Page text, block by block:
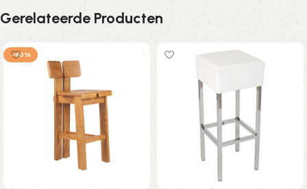
Gerelateerde Producten
-40%